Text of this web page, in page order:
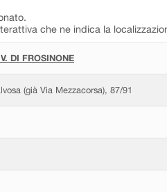
che ne indica la
DI FROSINONE
(già Via Mezzacorsa), 87/91